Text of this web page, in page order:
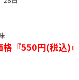
格『550円(税込)』